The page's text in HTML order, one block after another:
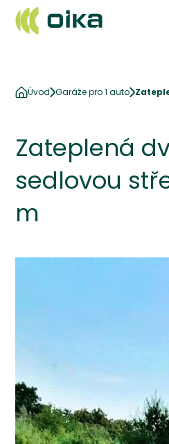
Úvod Garáže pro 1 auto
Zateplená
sedlovou
m